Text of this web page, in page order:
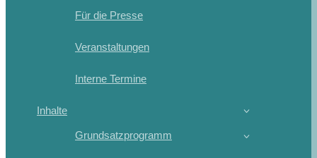
Für die Presse
Veranstaltungen
Interne Termine
Inhalte
Grundsatzprogramm